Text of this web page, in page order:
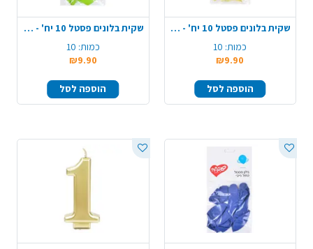
שקית בלונים פסטל 10 יח' - צהוב
כמות: 10
₪9.90
הוספה לסל
שקית בלונים פסטל 10 יח' - ירוק תפוח
כמות: 10
₪9.90
הוספה לסל